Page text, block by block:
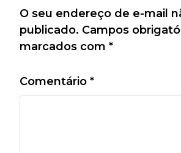
O seu endereço de e-mail
publicado. Campos
marcados com *
Comentário *